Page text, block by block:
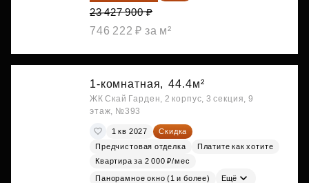
23 427 900 ₽
746 222 ₽ за м²
1-комнатная, 44.4м²
ЖК Скай Гарден, 2 корпус, 3 секция, 9
этаж, №393
1 кв 2027
Скидка
Предчистовая отделка
Платите как хотите
Квартира за 2 000 ₽/мес
Панорамное окно (1 и более) Ещё